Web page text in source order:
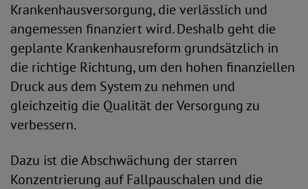
Krankenhausversorgung, die verlässlich und
angemessen finanziert wird. Deshalb geht die
geplante Krankenhausreform grundsätzlich in
die richtige Richtung, um den hohen finanziellen
Druck aus dem System zu nehmen und
gleichzeitig die Qualität der Versorgung zu
verbessern.
Dazu ist die Abschwächung der starren
Konzentrierung auf Fallpauschalen und die